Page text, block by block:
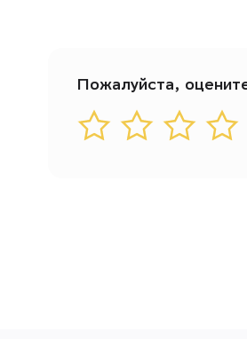
Пожалуйста,